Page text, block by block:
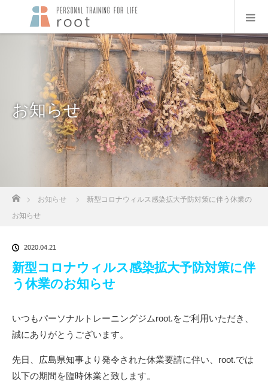
お知らせ
ホーム
お知らせ
新型コロナウィルス感染拡大予防対策に伴う休業の
お知らせ
2020.04.21
新型コロナウィルス感染拡大予防対策に伴
う休業のお知らせ
いつもパーソナルトレーニングジムroot.をご利用いただき、
誠にありがとうございます。
先日、広島県知事より発令された休業要請に伴い、root.では
以下の期間を臨時休業と致します。